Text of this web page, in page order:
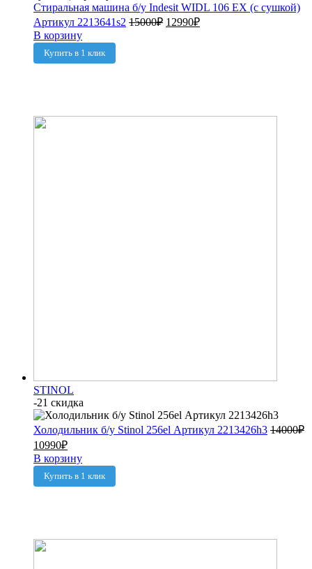
Стиральная машина б/у Indesit WIDL 106 EX (с сушкой)
Артикул 2213641s2 15000₽ 12990₽
В корзину
Купить в 1 клик
STINOL
-21 скидка
Холодильник б/у Stinol 256el Артикул 2213426h3 14000₽
10990₽
В корзину
Купить в 1 клик